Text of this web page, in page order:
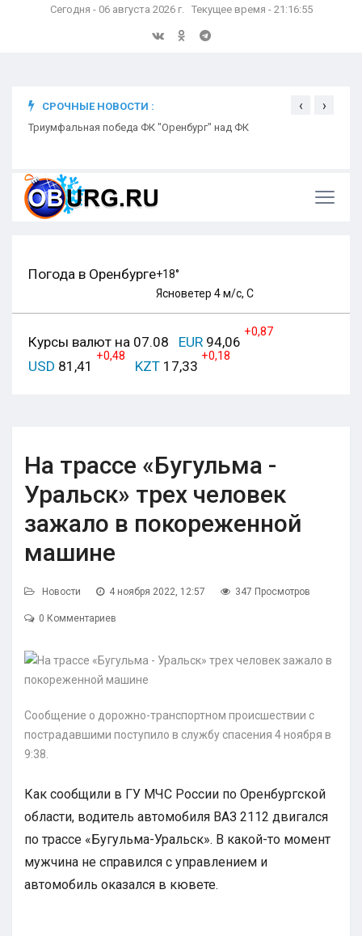
Сегодня - 06 августа 2026 г. Текущее время - 21:16:56
СРОЧНЫЕ НОВОСТИ :
Триумфальная победа ФК "Оренбург" над ФК
‹ ›
Погода в Оренбурге+18°
Ясноветер 4 м/с, С
Курсы валют на 07.08 EUR 94,06
+0,87
USD 81,41
+0,48
KZT 17,33
+0,18
На трассе «Бугульма -
Уральск» трех человек
зажало в покореженной
машине
Новости 4 ноября 2022, 12:57 347 Просмотров
0 Комментариев
Сообщение о дорожно-транспортном происшествии с
пострадавшими поступило в службу спасения 4 ноября в
9:38.
Как сообщили в ГУ МЧС России по Оренбургской
области, водитель автомобиля ВАЗ 2112 двигался
по трассе «Бугульма-Уральск». В какой-то момент
мужчина не справился с управлением и
автомобиль оказался в кювете.